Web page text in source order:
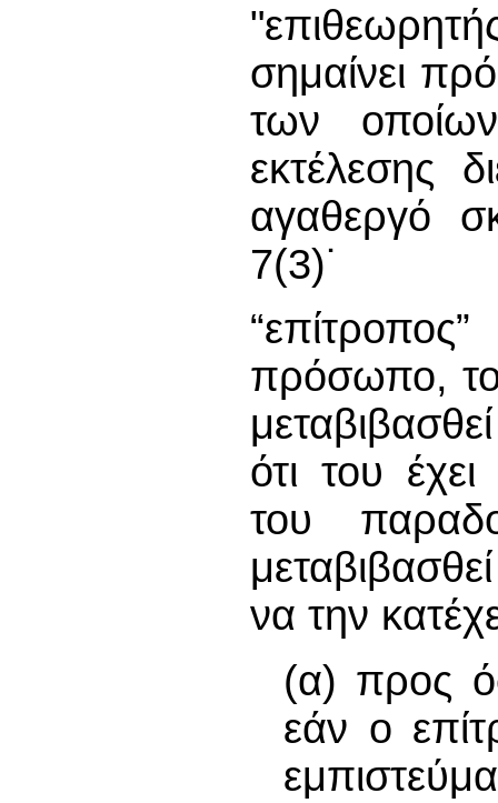
σημαίνει
των
εκτέλεσης
αγαθεργό
7(3)˙
πρόσωπο, το
ότι του
του
να την
(α) προς
εάν ο